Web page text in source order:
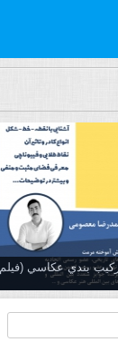
بندي عكاسي (فیلم